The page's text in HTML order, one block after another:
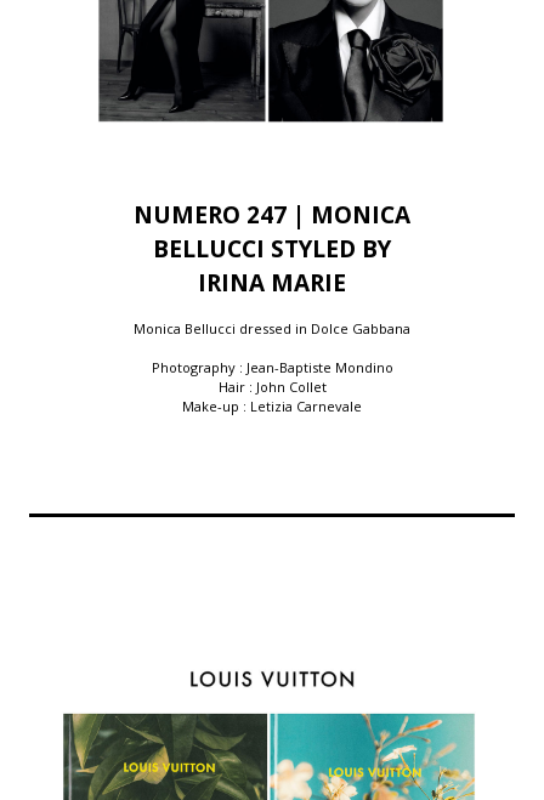
NUMERO 247 | MONICA
BELLUCCI STYLED BY
IRINA MARIE
Monica Bellucci dressed in Dolce Gabbana
Photography : Jean-Baptiste Mondino
Hair : John Collet
Make-up : Letizia Carnevale